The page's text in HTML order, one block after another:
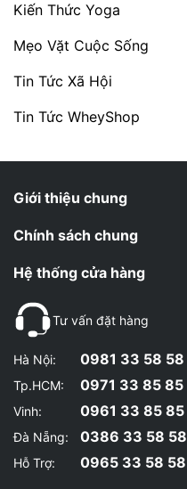
Kiến Thức Yoga
Mẹo Vặt Cuộc Sống
Tin Tức Xã Hội
Tin Tức WheyShop
Giới thiệu chung
Chính sách chung
Hệ thống cửa hàng
Tư vấn đặt hàng
Hà Nội: 0981 33 58 58
Tp.HCM: 0971 33 85 85
Vinh: 0961 33 85 85
Đà Nẵng: 0386 33 58 58
Hỗ Trợ: 0965 33 58 58